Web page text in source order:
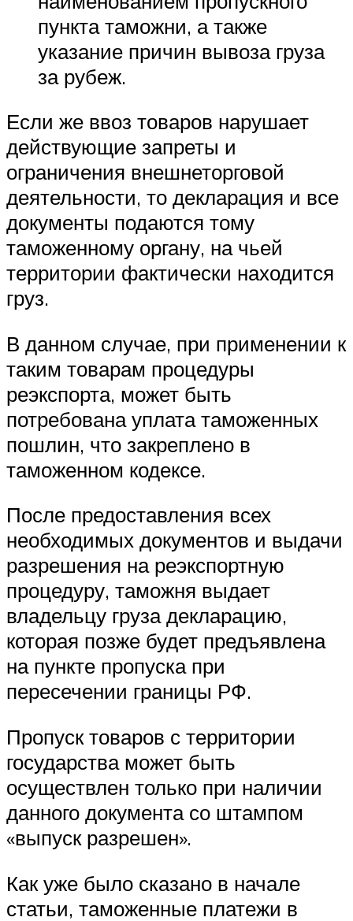
пункта таможни, а также
указание причин вывоза груза
за рубеж.
Если же ввоз товаров нарушает
действующие запреты и
ограничения внешнеторговой
деятельности, то декларация и все
документы подаются тому
таможенному органу, на чьей
территории фактически находится
груз.
В данном случае, при применении к
таким товарам процедуры
реэкспорта, может быть
потребована уплата таможенных
пошлин, что закреплено в
таможенном кодексе.
После предоставления всех
необходимых документов и выдачи
разрешения на реэкспортную
процедуру, таможня выдает
владельцу груза декларацию,
которая позже будет предъявлена
на пункте пропуска при
пересечении границы РФ.
Пропуск товаров с территории
государства может быть
осуществлен только при наличии
данного документа со штампом
«выпуск разрешен».
Как уже было сказано в начале
статьи, таможенные платежи в